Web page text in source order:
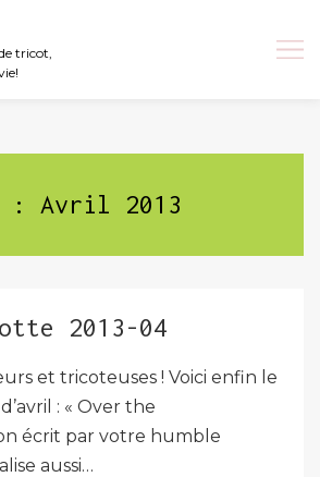
tricot,
: Avril 2013
2013-04
et tricoteuses ! Voici enfin le
: « Over the
écrit par votre humble
aussi…